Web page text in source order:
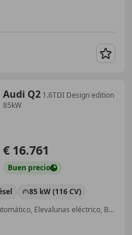
Audi Q2 1.6TDI Design edition
85kW
€ 16.761
Buen precio
85 kW (116 CV)
Llantas de aleación, Climatizador automático, Elevalunas eléctrico, Bluetooth, Sensor de lluvia, Ventanas tintadas, Volante multifunción, Airbags laterales